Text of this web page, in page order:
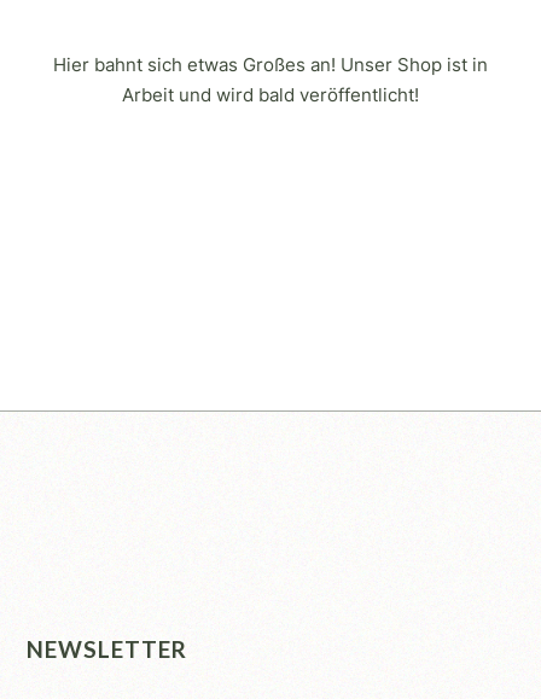
Hier bahnt sich etwas Großes an! Unser Shop ist in
Arbeit und wird bald veröffentlicht!
NEWSLETTER